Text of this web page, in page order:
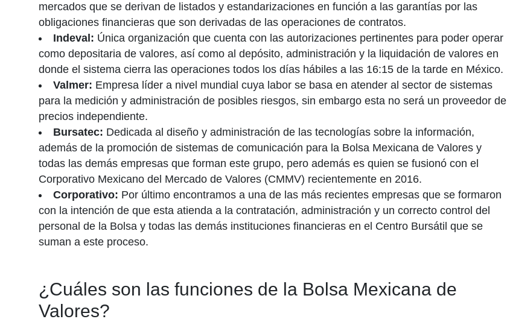
mercados que se derivan de listados y estandarizaciones en función a las garantías por las
obligaciones financieras que son derivadas de las operaciones de contratos.
Indeval: Única organización que cuenta con las autorizaciones pertinentes para poder operar
como depositaria de valores, así como al depósito, administración y la liquidación de valores en
donde el sistema cierra las operaciones todos los días hábiles a las 16:15 de la tarde en México.
Valmer: Empresa líder a nivel mundial cuya labor se basa en atender al sector de sistemas
para la medición y administración de posibles riesgos, sin embargo esta no será un proveedor de
precios independiente.
Bursatec: Dedicada al diseño y administración de las tecnologías sobre la información,
además de la promoción de sistemas de comunicación para la Bolsa Mexicana de Valores y
todas las demás empresas que forman este grupo, pero además es quien se fusionó con el
Corporativo Mexicano del Mercado de Valores (CMMV) recientemente en 2016.
Corporativo: Por último encontramos a una de las más recientes empresas que se formaron
con la intención de que esta atienda a la contratación, administración y un correcto control del
personal de la Bolsa y todas las demás instituciones financieras en el Centro Bursátil que se
suman a este proceso.
¿Cuáles son las funciones de la Bolsa Mexicana de
Valores?